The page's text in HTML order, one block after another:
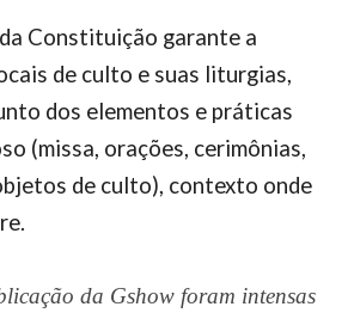
Constituição garante a
de culto e suas liturgias,
dos elementos e práticas
(missa, orações, cerimônias,
de culto), contexto onde
da Gshow foram intensas